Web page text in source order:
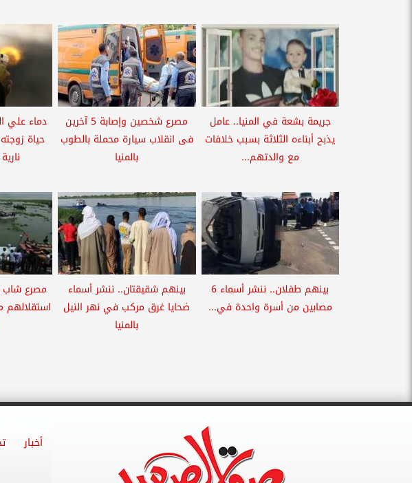
جريمة بشعة في المنيا.. عامل
يذبح أبناءه الثلاثة بسبب خلافات
مع والدتهم...
مصرع شخصين وإصابة 5 آخرين
فى انقلاب سيارة محملة بالطوب
بالمنيا
دماء علي
حياة
بينهم طفلان.. ننشر أسماء 6
مصابين من أسرة واحدة في...
بينهم شقيقتان.. ننشر أسماء
ضحايا غرق مركب في نهر النيل
بالمنيا
أخبار